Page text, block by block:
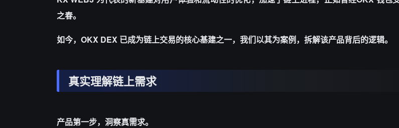
之春。
如今，OKX DEX 已成为链上交易的核心基建之一，我们以其为案例，拆解该产品背后的逻辑。
真实理解链上需求
产品第一步，洞察真需求。